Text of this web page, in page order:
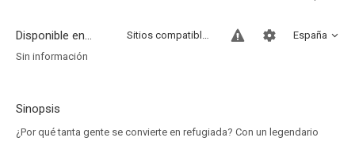
Disponible en... España
Sitios compatibles
Sin información
Sinopsis
¿Por qué tanta gente se convierte en refugiada? Con un legendario